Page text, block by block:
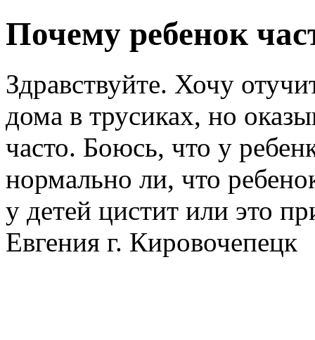
Почему ребенок
Здравствуйте. Хочу
дома в трусиках, но
часто. Боюсь, что у
нормально ли, что
у детей цистит или это
Евгения г. Кировочепецк